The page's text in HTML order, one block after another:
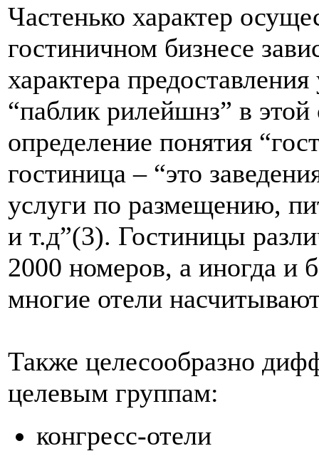
Частенько характер
гостиничном бизнесе
характера
“паблик рилейшнз” в
определение понятия
гостиница – “это
услуги по размещению,
и т.д”(3). Гостиницы
2000 номеров, а иногда и
многие отели
Также целесообразно
целевым группам:
конгресс-отели